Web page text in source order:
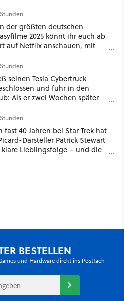
der größten deutschen
2025 könnt ihr euch ab
auf Netflix anschauen, mit
seinen Tesla Cybertruck
und fuhr in den
Als er zwei Wochen später
an [Best of GameStar]
fast 40 Jahren bei Star Trek hat
Darsteller Patrick Stewart
klare Lieblingsfolge – und die
BESTELLEN
und Hardware direkt ins Postfach